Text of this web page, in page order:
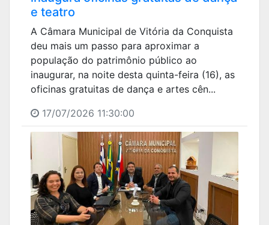
e teatro
A Câmara Municipal de Vitória da Conquista
deu mais um passo para aproximar a
população do patrimônio público ao
inaugurar, na noite desta quinta-feira (16), as
oficinas gratuitas de dança e artes cên...
17/07/2026 11:30:00